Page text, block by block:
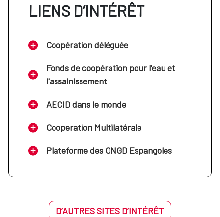
LIENS D’INTÉRÊT
Coopération déléguée
Fonds de coopération pour l'eau et
l'assainissement
AECID dans le monde
Cooperation Multilatérale
Plateforme des ONGD Espangoles
D’AUTRES SITES D’INTÉRÊT